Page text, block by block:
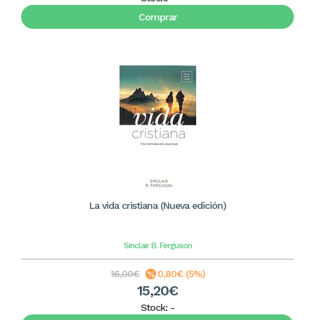
Comprar
La vida cristiana (Nueva edición)
Sinclair B. Ferguson
16,00€ 0,80€ (5%)
15,20€
Stock: -